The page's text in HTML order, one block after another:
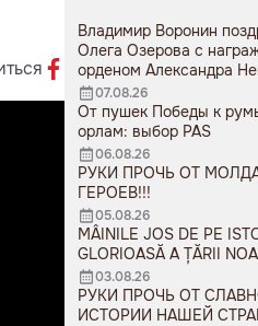
Владимир Воронин
Олега Озерова с
орденом Александра
07.08.26
От пушек Победы к
орлам: выбор PAS
06.08.26
РУКИ ПРОЧЬ ОТ
ГЕРОЕВ!!!
05.08.26
MÂINILE JOS DE PE
GLORIOASĂ A ȚĂRII
03.08.26
РУКИ ПРОЧЬ ОТ
ИСТОРИИ НАШЕЙ